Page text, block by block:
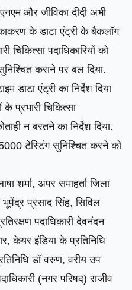
और जीविका दीदी अभी
के डाटा एंट्री के बैकलॉग
चिकित्सा पदाधिकारियों को
कराने पर बल दिया.
डाटा एंट्री का निर्देश दिया
प्रभारी चिकित्सा
न बरतने का निर्देश दिया.
टेस्टिंग सुनिश्चित करने को
शर्मा, अपर समाहर्ता जिला
भूपेंद्र प्रसाद सिंह, सिविल
पदाधिकारी देवनंदन
केयर इंडिया के प्रतिनिधि
डॉ वरुण, वरीय उप
(नगर परिषद) राजीव